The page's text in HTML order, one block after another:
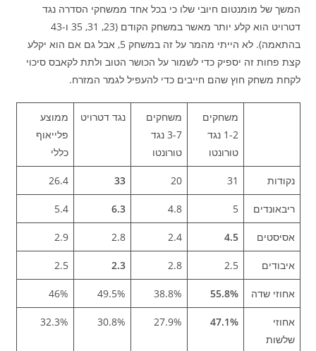
המשך של מומנטום חיובי שלו כי בכל אחד ממשחקי הסדרה נגד
דטרויט הוא קלע יותר מאשר במשחק הקודם (23, 31, 35 ו-43
בהתאמה). לא הייתי מהמר על זה במשחק 5, אבל גם אם הוא יקלע
קצת פחות זה יספיק כדי לשמור על הכושר הטוב ולתת לקאבס סיכוי
לקחת משחק חוץ שהם חייבים כדי להעפיל לגמר המזרח.
משחקים
1-2 נגד
טורונטו
משחקים
3-7 נגד
טורונטו
נגד דטרויט
ממוצע
פלייאוף
כללי
נקודות 31
20
33
26.4
ריבאונדים 5
4.8
6.3
5.4
אסיסטים 4.5
2.4
2.8
2.9
איבודים 2.5
2.8
2.3
2.5
אחוזי שדה 55.8%
38.8%
49.5%
46%
אחוזי
שלשות
47.1%
27.9%
30.8%
32.3%